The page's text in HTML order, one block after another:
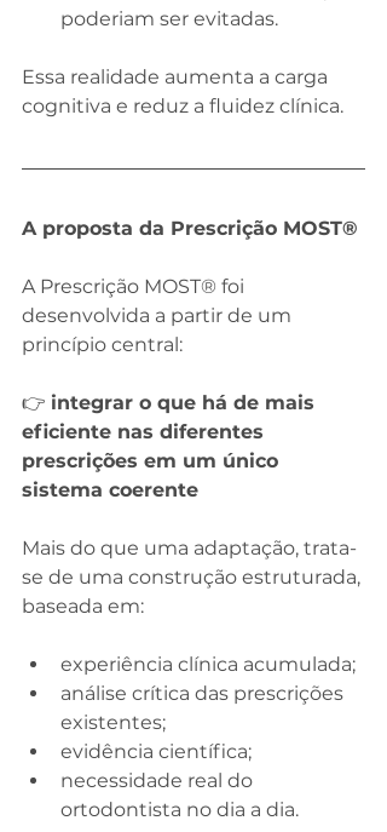
poderiam ser evitadas.
Essa realidade aumenta a carga
cognitiva e reduz a fluidez clínica.
A proposta da Prescrição MOST®
A Prescrição MOST® foi
desenvolvida a partir de um
princípio central:
👉 integrar o que há de mais
eficiente nas diferentes
prescrições em um único
sistema coerente
Mais do que uma adaptação, trata-
se de uma construção estruturada,
baseada em:
experiência clínica acumulada;
análise crítica das prescrições
existentes;
evidência científica;
necessidade real do
ortodontista no dia a dia.